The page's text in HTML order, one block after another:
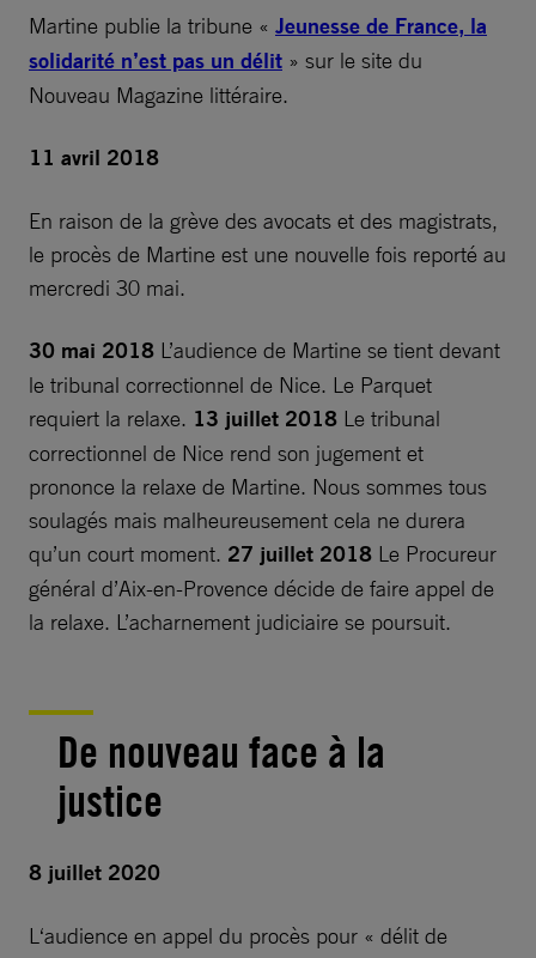
Martine publie la tribune « Jeunesse de France, la
solidarité n’est pas un délit » sur le site du
Nouveau Magazine littéraire.
11 avril 2018
En raison de la grève des avocats et des magistrats,
le procès de Martine est une nouvelle fois reporté au
mercredi 30 mai.
30 mai 2018 L’audience de Martine se tient devant
le tribunal correctionnel de Nice. Le Parquet
requiert la relaxe. 13 juillet 2018 Le tribunal
correctionnel de Nice rend son jugement et
prononce la relaxe de Martine. Nous sommes tous
soulagés mais malheureusement cela ne durera
qu’un court moment. 27 juillet 2018 Le Procureur
général d’Aix-en-Provence décide de faire appel de
la relaxe. L’acharnement judiciaire se poursuit.
De nouveau face à la
justice
8 juillet 2020
L‘audience en appel du procès pour « délit de